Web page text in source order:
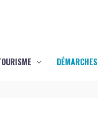
DÉMARCHES